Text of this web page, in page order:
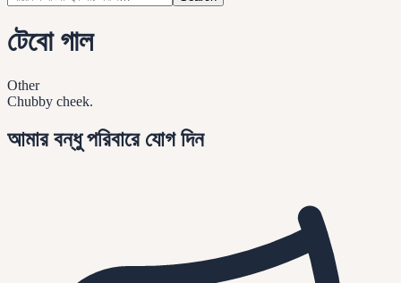
টেবো গাল
Other
Chubby cheek.
আমার বন্ধু পরিবারে যোগ দিন